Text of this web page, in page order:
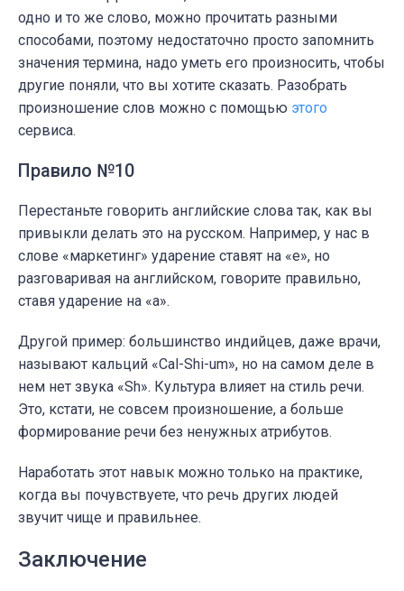
одно и то же слово, можно прочитать разными
способами, поэтому недостаточно просто запомнить
значения термина, надо уметь его произносить, чтобы
другие поняли, что вы хотите сказать. Разобрать
произношение слов можно с помощью этого
сервиса.
Правило №10
Перестаньте говорить английские слова так, как вы
привыкли делать это на русском. Например, у нас в
слове «маркетинг» ударение ставят на «е», но
разговаривая на английском, говорите правильно,
ставя ударение на «а».
Другой пример: большинство индийцев, даже врачи,
называют кальций «Cal-Shi-um», но на самом деле в
нем нет звука «Sh». Культура влияет на стиль речи.
Это, кстати, не совсем произношение, а больше
формирование речи без ненужных атрибутов.
Наработать этот навык можно только на практике,
когда вы почувствуете, что речь других людей
звучит чище и правильнее.
Заключение